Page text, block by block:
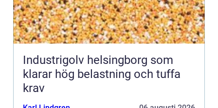
Industrigolv helsingborg som
klarar hög belastning och tuffa
krav